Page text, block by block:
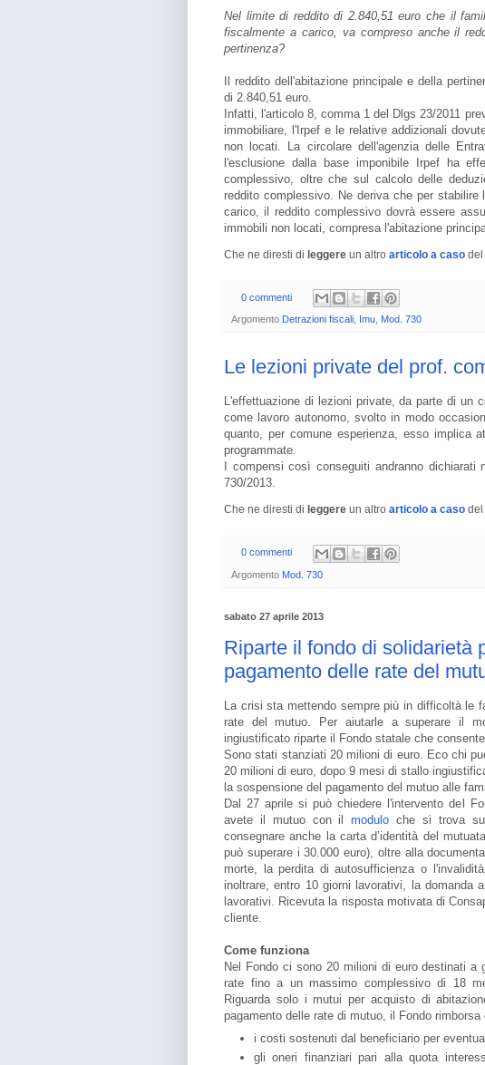
Nel limite di reddito di 2.840,51 euro che il
fiscalmente a carico, va compreso anche il
pertinenza?
Il reddito dell'abitazione principale e della
di 2.840,51 euro.
Infatti, l'articolo 8, comma 1 del Dlgs 23/2011
immobiliare, l'Irpef e le relative addizionali
non locati. La circolare dell'agenzia delle
l'esclusione dalla base imponibile Irpef ha
complessivo, oltre che sul calcolo delle
reddito complessivo. Ne deriva che per
carico, il reddito complessivo dovrà essere
immobili non locati, compresa l'abitazione
Che ne diresti di leggere un altro articolo a caso del
0 commenti
Argomento Detrazioni fiscali Imu Mod. 730
Le lezioni private del prof.
L'effettuazione di lezioni private, da parte di un
come lavoro autonomo, svolto in modo
quanto, per comune esperienza, esso implica
programmate.
I compensi così conseguiti andranno
730/2013.
Che ne diresti di leggere un altro articolo a caso del
0 commenti
Argomento Mod. 730
sabato 27 aprile 2013
Riparte il fondo di solidarietà
pagamento delle rate del
La crisi sta mettendo sempre più in difficoltà le
rate del mutuo. Per aiutarle a superare il
ingiustificato riparte il Fondo statale che
Sono stati stanziati 20 milioni di euro. Eco chi
20 milioni di euro, dopo 9 mesi di stallo
la sospensione del pagamento del mutuo alle
Dal 27 aprile si può chiedere l'intervento del
avete il mutuo con ilmodulo che si trova
consegnare anche la carta d’identità del
può superare i 30.000 euro), oltre alla
morte, la perdita di autosufficienza o
inoltrare, entro 10 giorni lavorativi, la domanda
lavorativi. Ricevuta la risposta motivata di
cliente.
Come funziona
Nel Fondo ci sono 20 milioni di euro destinati a
rate fino a un massimo complessivo di 18
Riguarda solo i mutui per acquisto di
pagamento delle rate di mutuo, il Fondo
i costi sostenuti dal beneficiario per
gli oneri finanziari pari alla quota